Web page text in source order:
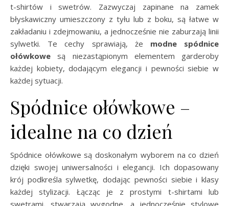
t-shirtów i swetrów. Zazwyczaj zapinane na zamek
błyskawiczny umieszczony z tyłu lub z boku, są łatwe w
zakładaniu i zdejmowaniu, a jednocześnie nie zaburzają linii
sylwetki. Te cechy sprawiają, że modne spódnice
ołówkowe są niezastąpionym elementem garderoby
każdej kobiety, dodającym elegancji i pewności siebie w
każdej sytuacji.
Spódnice ołówkowe –
idealne na co dzień
Spódnice ołówkowe są doskonałym wyborem na co dzień
dzięki swojej uniwersalności i elegancji. Ich dopasowany
krój podkreśla sylwetkę, dodając pewności siebie i klasy
każdej stylizacji. Łącząc je z prostymi t-shirtami lub
swetrami, stwarzają wygodne, a jednocześnie stylowe